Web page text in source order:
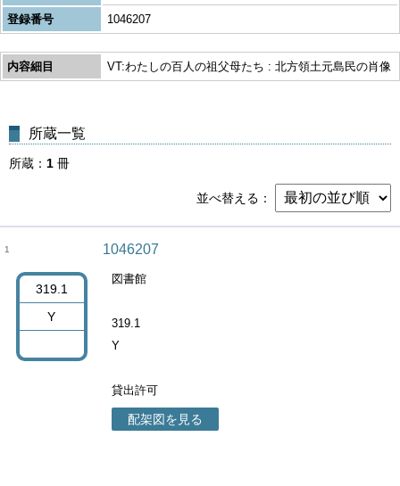
登録番号
1046207
内容細目 VT:わたしの百人の祖父母たち : 北方領土元島民の肖像
所蔵一覧
所蔵 1 冊
並べ替える
1
319.1
Y
1046207
図書館
319.1
Y
貸出許可
配架図を見る